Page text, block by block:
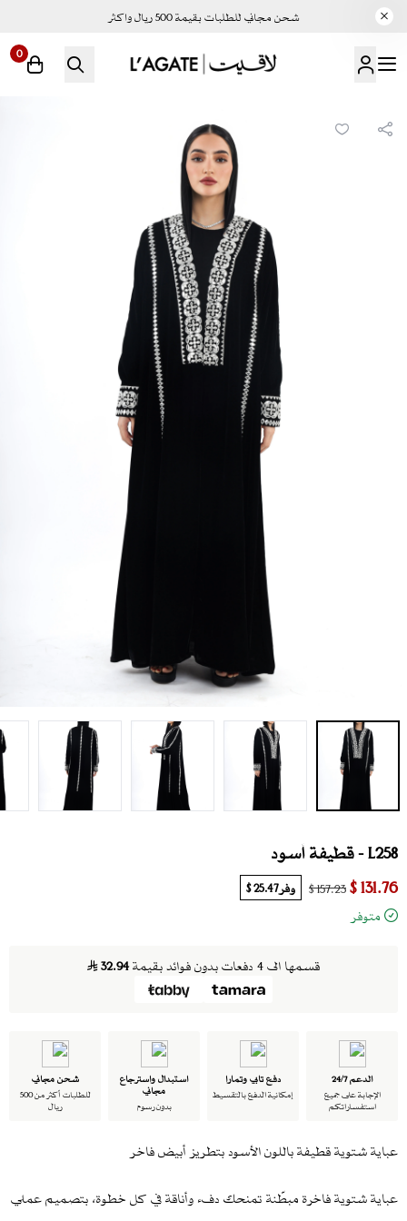
شحن مجاني للطلبات بقيمة 500 ريال واكثر
لاقيت | LAGATE
0
L258 - قطيفة أسود
131.76 $
157.23 $ وفر25.47 $
متوفر
قسمها الى 4 دفعات بدون فوائد بقيمة 32.94
الدعم 24/7
الإجابة على جميع
استفساراتكم
دفع تابي وتمارا
إمكانية الدفع بالتقسيط
استبدال واسترجاع
مجاني
بدون رسوم
شحن مجاني
للطلبات أكثر من 500
ريال
عباية شتوية قطيفة باللون الأسود بتطريز أبيض فاخر
عباية شتوية فاخرة مبطّنة تمنحك دفء وأناقة في كل خطوة، بتصميم عملي